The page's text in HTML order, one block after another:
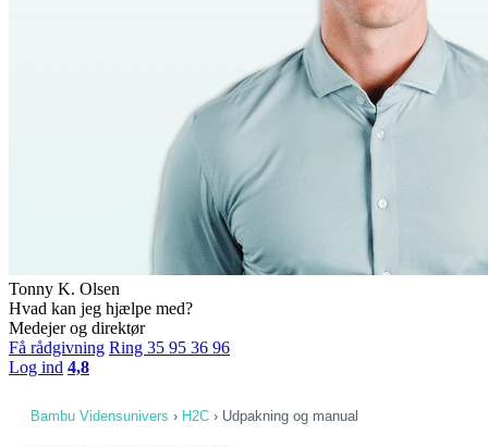
Tonny K. Olsen
Hvad kan jeg hjælpe med?
Medejer og direktør
Få rådgivning Ring 35 95 36 96
Log ind 4,8
Bambu Vidensunivers › H2C › Udpakning og manual